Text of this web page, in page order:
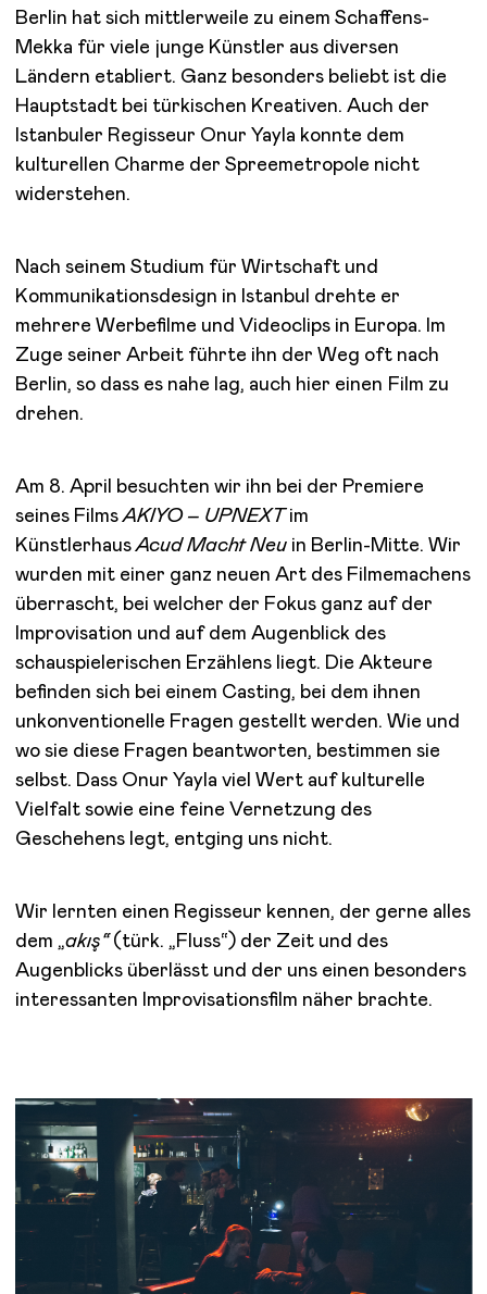
Berlin hat sich mittlerweile zu einem Schaffens-
Mekka für viele junge Künstler aus diversen
Ländern etabliert. Ganz besonders beliebt ist die
Hauptstadt bei türkischen Kreativen. Auch der
Istanbuler Regisseur Onur Yayla konnte dem
kulturellen Charme der Spreemetropole nicht
widerstehen.
Nach seinem Studium für Wirtschaft und
Kommunikationsdesign in Istanbul drehte er
mehrere Werbefilme und Videoclips in Europa. Im
Zuge seiner Arbeit führte ihn der Weg oft nach
Berlin, so dass es nahe lag, auch hier einen Film zu
drehen.
Am 8. April besuchten wir ihn bei der Premiere
seines FilmsAKIYO – UPNEXTim
KünstlerhausAcud Macht Neuin Berlin-Mitte. Wir
wurden mit einer ganz neuen Art des Filmemachens
überrascht, bei welcher der Fokus ganz auf der
Improvisation und auf dem Augenblick des
schauspielerischen Erzählens liegt. Die Akteure
befinden sich bei einem Casting, bei dem ihnen
unkonventionelle Fragen gestellt werden. Wie und
wo sie diese Fragen beantworten, bestimmen sie
selbst. Dass Onur Yayla viel Wert auf kulturelle
Vielfalt sowie eine feine Vernetzung des
Geschehens legt, entging uns nicht.
Wir lernten einen Regisseur kennen, der gerne alles
dem „akış“(türk. „Fluss“) der Zeit und des
Augenblicks überlässt und der uns einen besonders
interessanten Improvisationsfilm näher brachte.